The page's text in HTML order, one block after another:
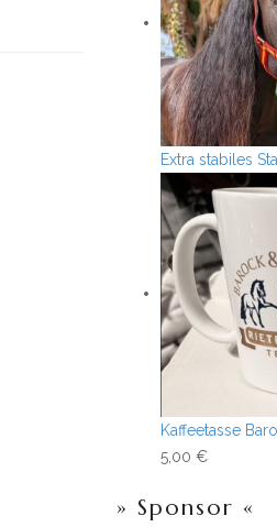
Extra stabiles
Kaffeetasse
5,00 €
» Sponsor «